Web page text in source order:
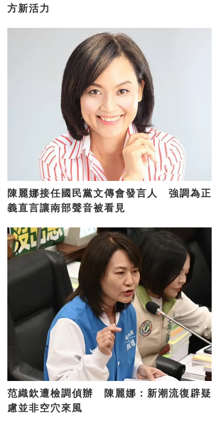
方新活力
陳麗娜接任國民黨文傳會發言人 強調為正
義直言讓南部聲音被看見
范織欽遭檢調偵辦 陳麗娜：新潮流復辟疑
慮並非空穴來風